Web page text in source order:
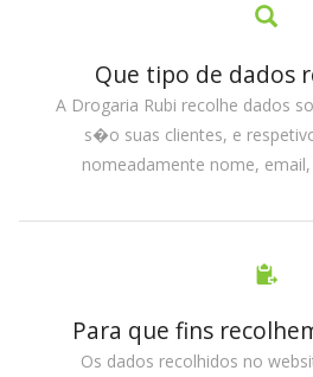
Que tipo de dados
A Drogaria Rubi recolhe dados
s�o suas clientes, e
nomeadamente nome,
Para que fins
Os dados recolhidos no